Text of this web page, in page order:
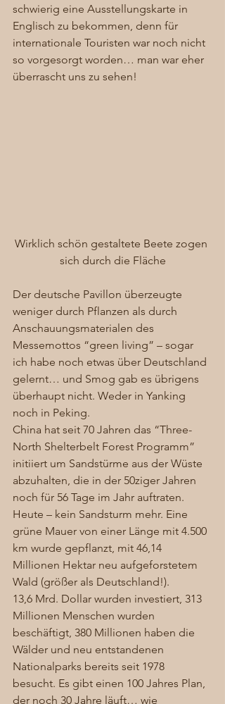
schwierig eine Ausstellungskarte in
Englisch zu bekommen, denn für
internationale Touristen war noch nicht
so vorgesorgt worden… man war eher
überrascht uns zu sehen!
Wirklich schön gestaltete Beete zogen
sich durch die Fläche
Der deutsche Pavillon überzeugte
weniger durch Pflanzen als durch
Anschauungsmaterialen des
Messemottos “green living” – sogar
ich habe noch etwas über Deutschland
gelernt… und Smog gab es übrigens
überhaupt nicht. Weder in Yanking
noch in Peking.
China hat seit 70 Jahren das “Three-
North Shelterbelt Forest Programm”
initiiert um Sandstürme aus der Wüste
abzuhalten, die in der 50ziger Jahren
noch für 56 Tage im Jahr auftraten.
Heute – kein Sandsturm mehr. Eine
grüne Mauer von einer Länge mit 4.500
km wurde gepflanzt, mit 46,14
Millionen Hektar neu aufgeforstetem
Wald (größer als Deutschland!).
13,6 Mrd. Dollar wurden investiert, 313
Millionen Menschen wurden
beschäftigt, 380 Millionen haben die
Wälder und neu entstandenen
Nationalparks bereits seit 1978
besucht. Es gibt einen 100 Jahres Plan,
der noch 30 Jahre läuft… wie